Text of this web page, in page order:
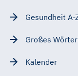
Gesundheit A-
Großes
Kalender